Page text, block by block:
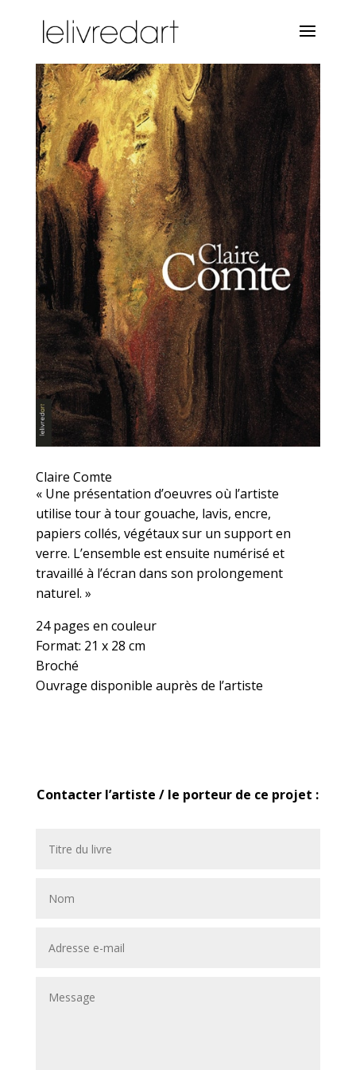
Claire Comte
« Une présentation d’oeuvres où l’artiste
utilise tour à tour gouache, lavis, encre,
papiers collés, végétaux sur un support en
verre. L’ensemble est ensuite numérisé et
travaillé à l’écran dans son prolongement
naturel. »
24 pages en couleur
Format: 21 x 28 cm
Broché
Ouvrage disponible auprès de l’artiste
Contacter l’artiste / le porteur de ce projet :